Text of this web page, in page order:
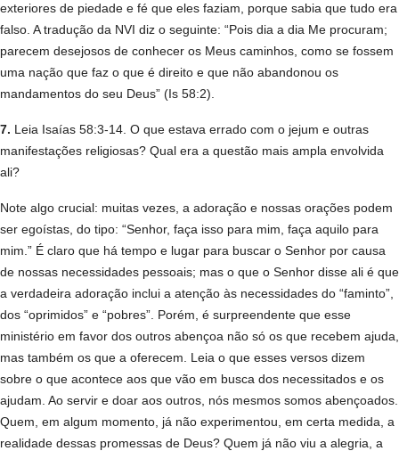
exteriores de piedade e fé que eles faziam, porque sabia que tudo era
falso. A tradução da NVI diz o seguinte: “Pois dia a dia Me procuram;
parecem desejosos de conhecer os Meus caminhos, como se fossem
uma nação que faz o que é direito e que não abandonou os
mandamentos do seu Deus” (Is 58:2).
7. Leia Isaías 58:3-14. O que estava errado com o jejum e outras
manifestações religiosas? Qual era a questão mais ampla envolvida
ali?
Note algo crucial: muitas vezes, a adoração e nossas orações podem
ser egoístas, do tipo: “Senhor, faça isso para mim, faça aquilo para
mim.” É claro que há tempo e lugar para buscar o Senhor por causa
de nossas necessidades pessoais; mas o que o Senhor disse ali é que
a verdadeira adoração inclui a atenção às necessidades do “faminto”,
dos “oprimidos” e “pobres”. Porém, é surpreendente que esse
ministério em favor dos outros abençoa não só os que recebem ajuda,
mas também os que a oferecem. Leia o que esses versos dizem
sobre o que acontece aos que vão em busca dos necessitados e os
ajudam. Ao servir e doar aos outros, nós mesmos somos abençoados.
Quem, em algum momento, já não experimentou, em certa medida, a
realidade dessas promessas de Deus? Quem já não viu a alegria, a